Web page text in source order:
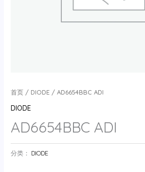
首页/ DIODE/ AD6654BBC ADI
DIODE
AD6654BBC ADI
分类： DIODE